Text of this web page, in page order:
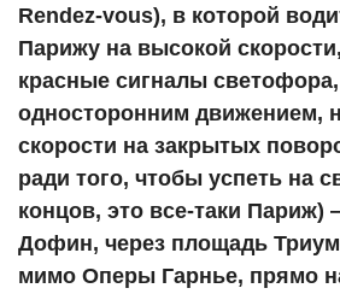
Rendez-vous), в которой
Парижу на высокой
красные сигналы
односторонним движением,
скорости на закрытых
ради того, чтобы успеть на
концов, это все-таки Париж)
Дофин, через площадь
мимо Оперы Гарнье, прямо